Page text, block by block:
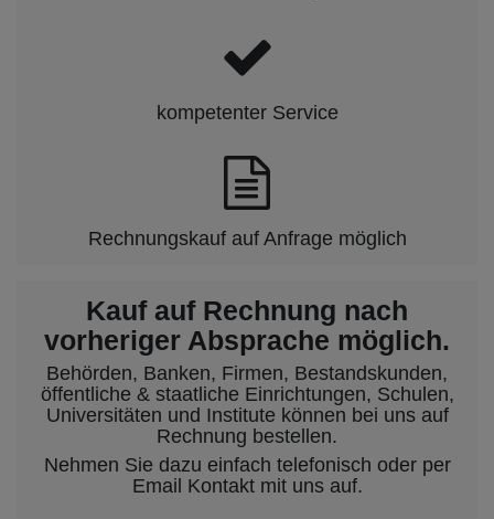
kompetenter Service
Rechnungskauf auf Anfrage möglich
Kauf auf Rechnung nach
vorheriger Absprache möglich.
Behörden, Banken, Firmen, Bestandskunden,
öffentliche & staatliche Einrichtungen, Schulen,
Universitäten und Institute können bei uns auf
Rechnung bestellen.
Nehmen Sie dazu einfach telefonisch oder per
Email Kontakt mit uns auf.